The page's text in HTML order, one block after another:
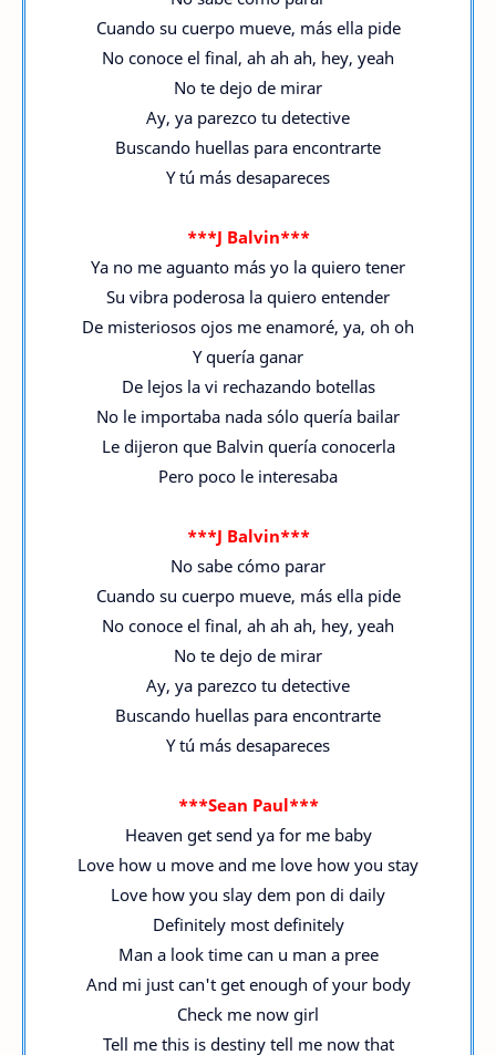
Cuando su cuerpo mueve, más ella pide
No conoce el final, ah ah ah, hey, yeah
No te dejo de mirar
Ay, ya parezco tu detective
Buscando huellas para encontrarte
Y tú más desapareces
***J Balvin***
Ya no me aguanto más yo la quiero tener
Su vibra poderosa la quiero entender
De misteriosos ojos me enamoré, ya, oh oh
Y quería ganar
De lejos la vi rechazando botellas
No le importaba nada sólo quería bailar
Le dijeron que Balvin quería conocerla
Pero poco le interesaba
***J Balvin***
No sabe cómo parar
Cuando su cuerpo mueve, más ella pide
No conoce el final, ah ah ah, hey, yeah
No te dejo de mirar
Ay, ya parezco tu detective
Buscando huellas para encontrarte
Y tú más desapareces
***Sean Paul***
Heaven get send ya for me baby
Love how u move and me love how you stay
Love how you slay dem pon di daily
Definitely most definitely
Man a look time can u man a pree
And mi just can't get enough of your body
Check me now girl
Tell me this is destiny tell me now that